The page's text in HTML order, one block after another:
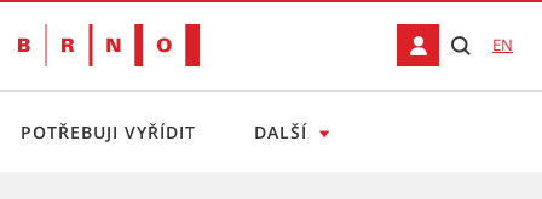
EN
POTŘEBUJI VYŘÍDIT DALŠÍ